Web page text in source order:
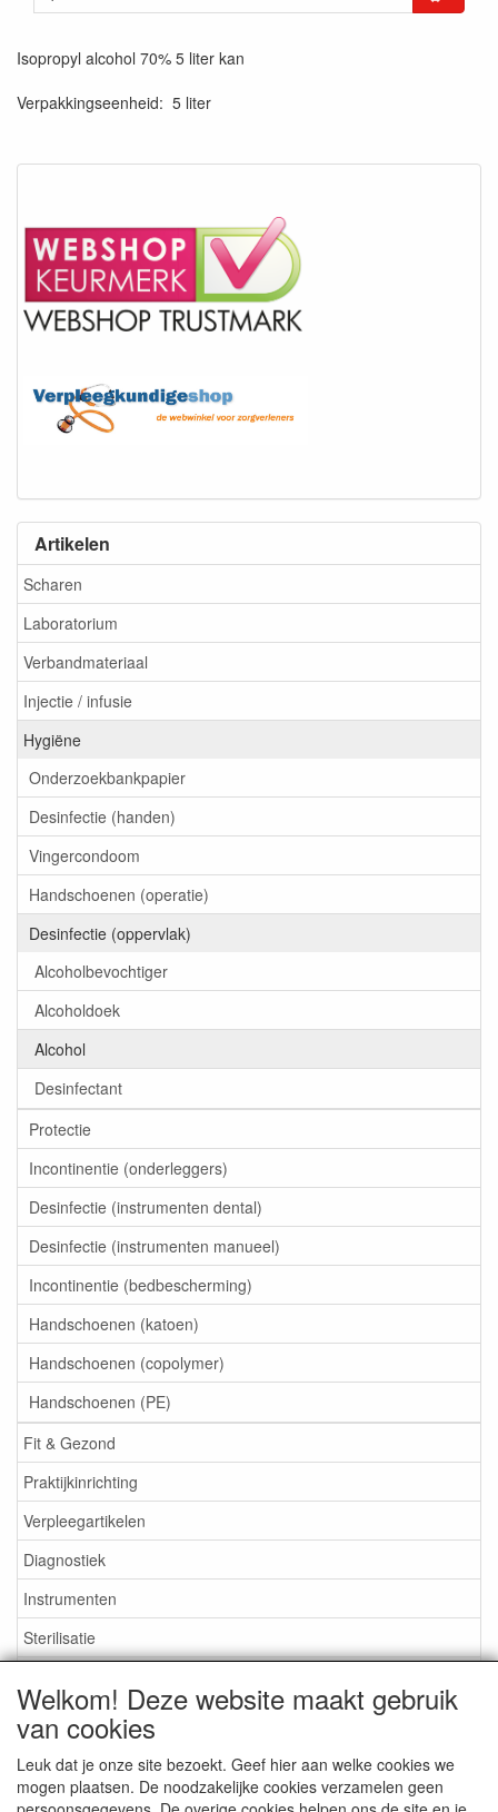
Artikelen
Scharen
Laboratorium
Verbandmateriaal
Injectie / infusie
Hygiëne
Onderzoekbankpapier
Desinfectie (handen)
Vingercondoom
Handschoenen (operatie)
Desinfectie (oppervlak)
Alcoholbevochtiger
Alcoholdoek
Alcohol
Desinfectant
Protectie
Incontinentie (onderleggers)
Desinfectie (instrumenten dental)
Desinfectie (instrumenten manueel)
Incontinentie (bedbescherming)
Handschoenen (katoen)
Handschoenen (copolymer)
Handschoenen (PE)
Fit & Gezond
Praktijkinrichting
Verpleegartikelen
Diagnostiek
Instrumenten
Sterilisatie
Aktieartikelen
Isopropyl alcohol 70% 5 liter kan
Verpakkingseenheid: 5 liter
Welkom! Deze website maakt gebruik
van cookies
Leuk dat je onze site bezoekt. Geef hier aan welke cookies we
mogen plaatsen. De noodzakelijke cookies verzamelen geen